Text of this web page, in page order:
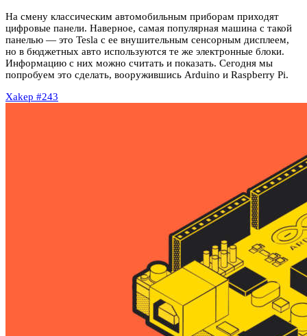
На смену классическим автомобильным приборам приходят
цифровые панели. Наверное, самая популярная машина с такой
панелью — это Tesla с ее внушительным сенсорным дисплеем,
но в бюджетных авто используются те же электронные блоки.
Информацию с них можно считать и показать. Сегодня мы
попробуем это сделать, вооружившись Arduino и Raspberry Pi.
Xakep #243